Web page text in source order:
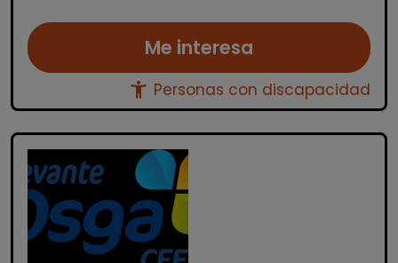
Me interesa
accessibility_new Personas con discapacidad